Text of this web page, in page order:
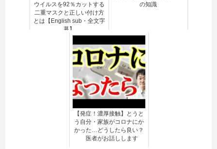
ウイルスを92％カットする
二重マスクと正しい付け方
とは【English sub・全文字
幕】
の知識
【発症！濃厚接触】とうと
う自分・家族がコロナにか
かった…どうしたら良い？
医者がお話しします